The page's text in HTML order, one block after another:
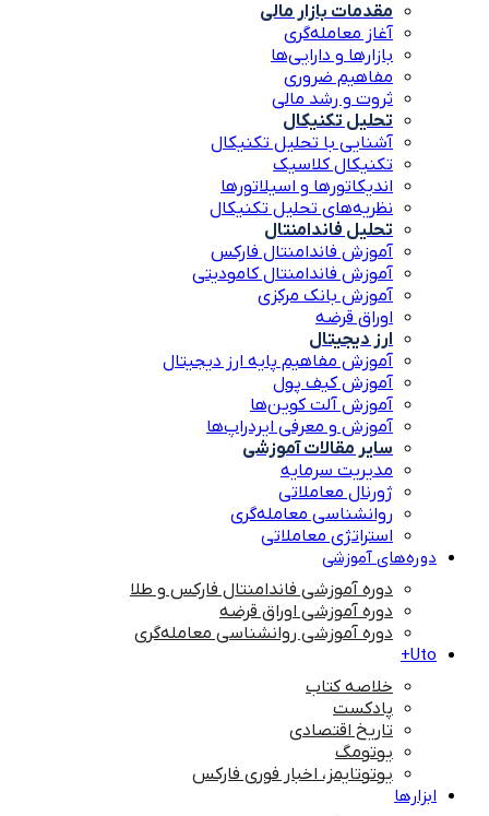
مقدمات بازار مالی
آغاز معامله‌گری
بازارها و دارایی‌ها
مفاهیم ضروری
ثروت و رشد مالی
تحلیل تکنیکال
آشنایی با تحلیل تکنیکال
تکنیکال کلاسیک
اندیکاتورها و اسیلاتورها
نظریه‌های تحلیل تکنیکال
تحلیل فاندامنتال
آموزش فاندامنتال فارکس
آموزش فاندامنتال کامودیتی
آموزش بانک مرکزی
اوراق قرضه
ارز دیجیتال
آموزش مفاهیم پایه ارز دیجیتال
آموزش کیف پول
آموزش آلت کوین‌ها
آموزش و معرفی ایردراپ‌ها
سایر مقالات آموزشی
مدیریت سرمایه
ژورنال معاملاتی
روانشناسی معامله‌گری
استراتژی معاملاتی
دوره‌های آموزشی
دوره آموزشی فاندامنتال فارکس و طلا
دوره آموزشی اوراق قرضه
دوره آموزشی روانشناسی معامله‌گری
Uto+
خلاصه کتاب
پادکست
تاریخ اقتصادی
یوتومگ
یوتوتایمز، اخبار فوری فارکس
ابزارها